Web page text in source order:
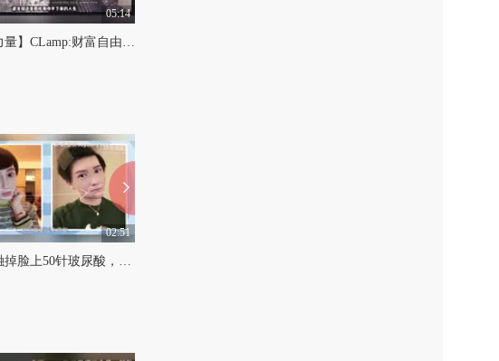
05:14
【美人力量】CLamp:财富自由还是要和闺蜜一起！#魔卡少女樱#潮流
02:51
刘梓晨融掉脸上50针玻尿酸，一夜之间3D脸变2D